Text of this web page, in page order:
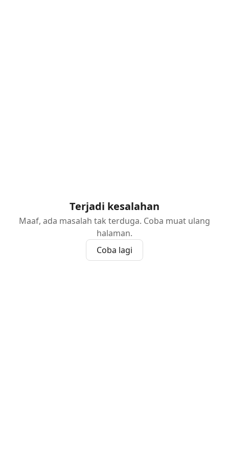
Terjadi kesalahan
Maaf, ada masalah tak terduga. Coba muat ulang
halaman.
Coba lagi